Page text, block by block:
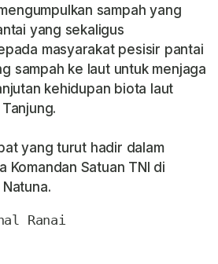
sampah yang
yang sekaligus
masyarakat pesisir pantai
sampah ke laut untuk menjaga
kehidupan biota laut
yang turut hadir dalam
Komandan Satuan TNI di
Ranai